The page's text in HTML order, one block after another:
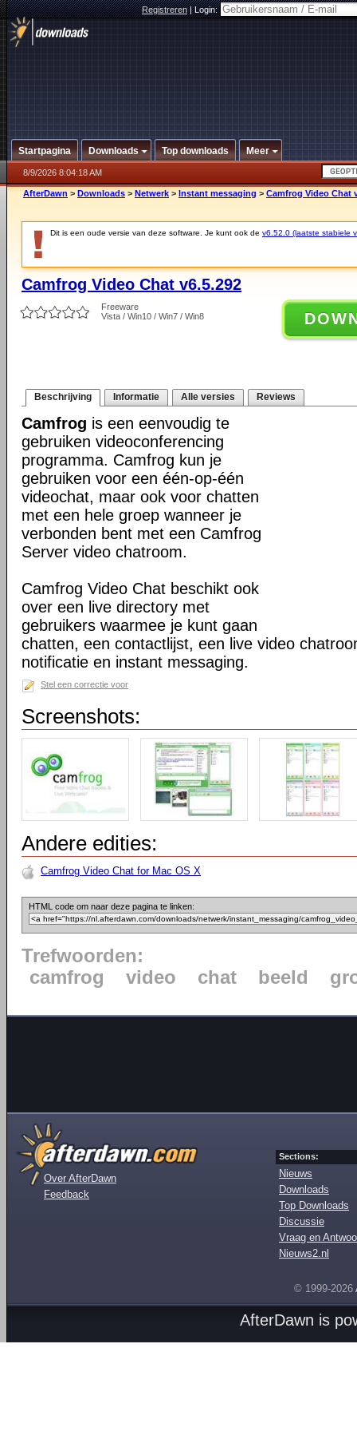
Registreren|Login:
Startpagina Downloads Top downloads Meer
8/9/2026 8:04:18 AM
AfterDawn > Downloads > Netwerk > Instant messaging > Camfrog Video Chat
Dit is een oude versie van deze software. Je kunt ook de v6.52.0 (laatste stabiele
Camfrog Video Chat v6.5.292
Freeware
Vista / Win10 / Win7 / Win8
Beschrijving Informatie Alle versies Reviews
Camfrog is een eenvoudig te
gebruiken videoconferencing
programma. Camfrog kun je
gebruiken voor een één-op-één
videochat, maar ook voor chatten
met een hele groep wanneer je
verbonden bent met een Camfrog
Server video chatroom.
Camfrog Video Chat beschikt ook
over een live directory met
gebruikers waarmee je kunt gaan
chatten, een contactlijst, een live video
notificatie en instant messaging.
Stel een correctie voor
Screenshots:
Andere edities:
Camfrog Video Chat for Mac OS X
HTML code om naar deze pagina te linken:
Trefwoorden:
camfrog
video chat beeld
Over AfterDawn
Feedback
Sections:
Nieuws
Downloads
Top Downloads
Discussie
Vraag en
Nieuws2.nl
© 1999-2026
AfterDawn is